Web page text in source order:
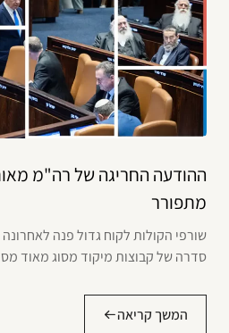
ההודעה החריגה של רה"מ
מתפורר
שורפי הקולות לקוח גדול פנה
סדרה של קבוצות מיקוד מסוג מאוד
המשך קריאה